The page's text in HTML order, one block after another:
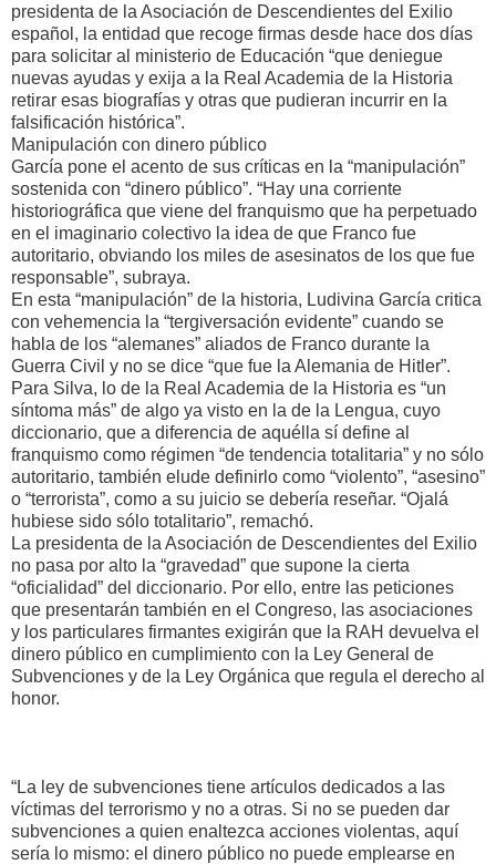
presidenta de la Asociación de Descendientes del Exilio
español, la entidad que recoge firmas desde hace dos días
para solicitar al ministerio de Educación “que deniegue
nuevas ayudas y exija a la Real Academia de la Historia
retirar esas biografías y otras que pudieran incurrir en la
falsificación histórica”.
Manipulación con dinero público
García pone el acento de sus críticas en la “manipulación”
sostenida con “dinero público”. “Hay una corriente
historiográfica que viene del franquismo que ha perpetuado
en el imaginario colectivo la idea de que Franco fue
autoritario, obviando los miles de asesinatos de los que fue
responsable”, subraya.
En esta “manipulación” de la historia, Ludivina García critica
con vehemencia la “tergiversación evidente” cuando se
habla de los “alemanes” aliados de Franco durante la
Guerra Civil y no se dice “que fue la Alemania de Hitler”.
Para Silva, lo de la Real Academia de la Historia es “un
síntoma más” de algo ya visto en la de la Lengua, cuyo
diccionario, que a diferencia de aquélla sí define al
franquismo como régimen “de tendencia totalitaria” y no sólo
autoritario, también elude definirlo como “violento”, “asesino”
o “terrorista”, como a su juicio se debería reseñar. “Ojalá
hubiese sido sólo totalitario”, remachó.
La presidenta de la Asociación de Descendientes del Exilio
no pasa por alto la “gravedad” que supone la cierta
“oficialidad” del diccionario. Por ello, entre las peticiones
que presentarán también en el Congreso, las asociaciones
y los particulares firmantes exigirán que la RAH devuelva el
dinero público en cumplimiento con la Ley General de
Subvenciones y de la Ley Orgánica que regula el derecho al
honor.
“La ley de subvenciones tiene artículos dedicados a las
víctimas del terrorismo y no a otras. Si no se pueden dar
subvenciones a quien enaltezca acciones violentas, aquí
sería lo mismo: el dinero público no puede emplearse en